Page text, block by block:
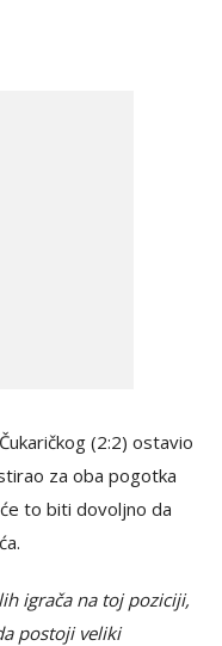
(2:2) ostavio
za oba pogotka
to biti dovoljno da
igrača na toj poziciji,
postoji veliki